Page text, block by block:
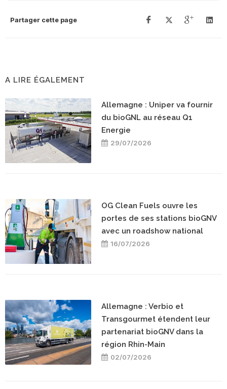
Partager cette page
A LIRE ÉGALEMENT
Allemagne : Uniper va fournir
du bioGNL au réseau Q1
Energie
29/07/2026
OG Clean Fuels ouvre les
portes de ses stations bioGNV
avec un roadshow national
16/07/2026
Allemagne : Verbio et
Transgourmet étendent leur
partenariat bioGNV dans la
région Rhin-Main
02/07/2026